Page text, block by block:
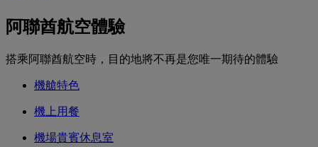
阿聯酋航空體驗
搭乘阿聯酋航空時，目的地將不再是您唯一期待的體驗
機艙特色
機上用餐
機場貴賓休息室